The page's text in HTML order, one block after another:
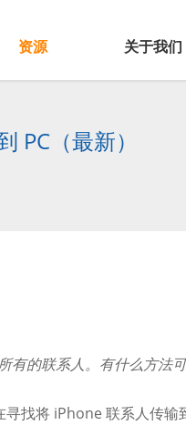
资源 关于我们
PC（最新）
有的联系人。有什么方法
找将 iPhone 联系人传输